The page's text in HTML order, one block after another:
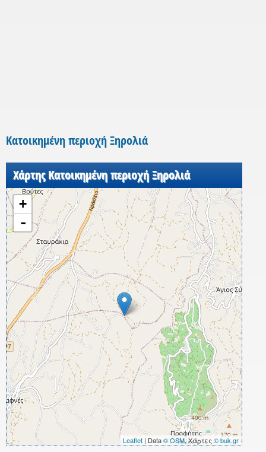
Κατοικημένη περιοχή Ξηρολιά
Χάρτης Κατοικημένη περιοχή Ξηρολιά
+
-
Leaflet | Data© OSM, Χάρτες © buk.gr